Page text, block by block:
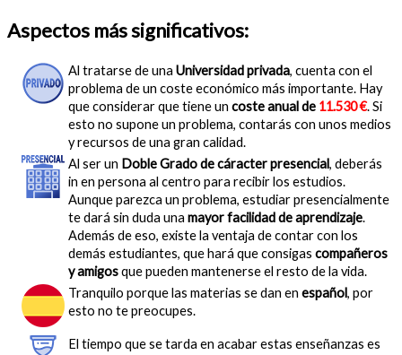
Aspectos más significativos:
Al tratarse de una Universidad privada, cuenta con el
problema de un coste económico más importante. Hay
que considerar que tiene un coste anual de 11.530 €. Si
esto no supone un problema, contarás con unos medios
y recursos de una gran calidad.
Al ser un Doble Grado de cáracter presencial, deberás
in en persona al centro para recibir los estudios.
Aunque parezca un problema, estudiar presencialmente
te dará sin duda una mayor facilidad de aprendizaje.
Además de eso, existe la ventaja de contar con los
demás estudiantes, que hará que consigas compañeros
y amigosque pueden mantenerse el resto de la vida.
Tranquilo porque las materias se dan en español, por
esto no te preocupes.
El tiempo que se tarda en acabar estas enseñanzas es